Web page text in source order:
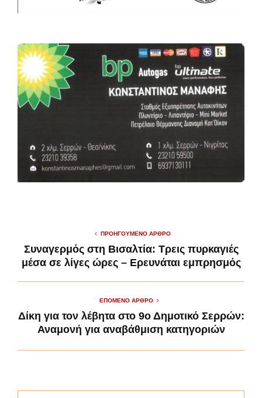
ΠΡΟΗΓΟΎΜΕΝΟ ΆΡΘΡΟ
Συναγερμός στη Βισαλτία: Τρεις πυρκαγιές
μέσα σε λίγες ώρες – Ερευνάται εμπρησμός
ΕΠΌΜΕΝΟ ΆΡΘΡΟ
Δίκη για τον λέβητα στο 9ο Δημοτικό Σερρών:
Αναμονή για αναβάθμιση κατηγοριών